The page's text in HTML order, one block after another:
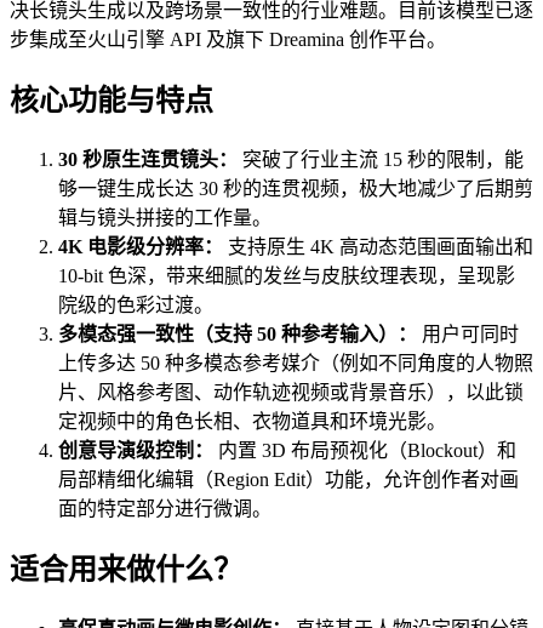
决长镜头生成以及跨场景一致性的行业难题。目前该模型已逐
步集成至火山引擎 API 及旗下 Dreamina 创作平台。
核心功能与特点
30 秒原生连贯镜头：
突破了行业主流 15 秒的限制，能
够一键生成长达 30 秒的连贯视频，极大地减少了后期剪
辑与镜头拼接的工作量。
4K 电影级分辨率：
支持原生 4K 高动态范围画面输出和
10-bit 色深，带来细腻的发丝与皮肤纹理表现，呈现影
院级的色彩过渡。
多模态强一致性（支持 50 种参考输入）：
用户可同时
上传多达 50 种多模态参考媒介（例如不同角度的人物照
片、风格参考图、动作轨迹视频或背景音乐），以此锁
定视频中的角色长相、衣物道具和环境光影。
创意导演级控制：
内置 3D 布局预视化（Blockout）和
局部精细化编辑（Region Edit）功能，允许创作者对画
面的特定部分进行微调。
适合用来做什么？